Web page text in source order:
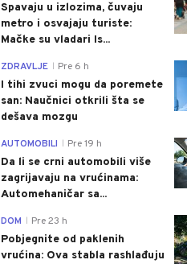
Spavaju u izlozima, čuvaju
metro i osvajaju turiste:
Mačke su vladari Is...
ZDRAVLJE Pre 6 h
I tihi zvuci mogu da poremete
san: Naučnici otkrili šta se
dešava mozgu
AUTOMOBILI Pre 19 h
Da li se crni automobili više
zagrijavaju na vrućinama:
Automehaničar sa...
DOM Pre 23 h
Pobjegnite od paklenih
vrućina: Ova stabla rashlađuju